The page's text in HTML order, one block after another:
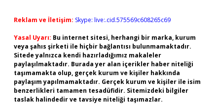
Reklam ve İletişim: Skype: live:.cid.575569c608265c69
Yasal Uyarı: Bu internet sitesi, herhangi bir marka, kurum
veya şahıs şirketi ile hiçbir bağlantısı bulunmamaktadır.
Sitede yalnızca kendi hazırladığımız makaleler
paylaşılmaktadır. Burada yer alan içerikler haber niteliği
taşımamakta olup, gerçek kurum ve kişiler hakkında
paylaşım yapılmamaktadır. Gerçek kurum ve kişiler ile isim
benzerlikleri tamamen tesadüfidir. Sitemizdeki bilgiler
taslak halindedir ve tavsiye niteliği taşımazlar.